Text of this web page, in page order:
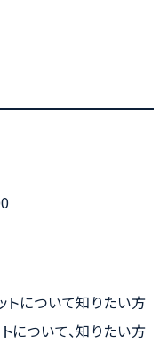
トについて知りたい方
について、知りたい方